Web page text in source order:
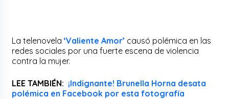
La telenovela‘Valiente Amor’ causó polémica en las
redes sociales por una fuerte escena de violencia
contra la mujer.
LEE TAMBIÉN: ¡Indignante! Brunella Horna desata
polémica en Facebook por esta fotografía